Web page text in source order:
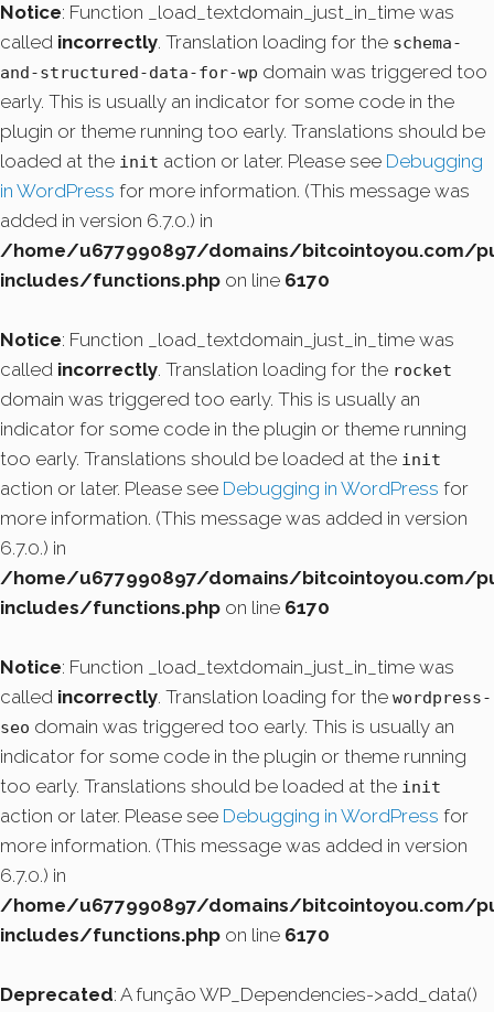
Notice: Function _load_textdomain_just_in_time was
called incorrectly. Translation loading for the schema-
and-structured-data-for-wp domain was triggered too
early. This is usually an indicator for some code in the
plugin or theme running too early. Translations should be
loaded at the init action or later. Please see Debugging
in WordPress for more information. (This message was
added in version 6.7.0.) in
/home/u677990897/domains/bitcointoyou.com/
includes/functions.php on line 6170
Notice: Function _load_textdomain_just_in_time was
called incorrectly. Translation loading for the rocket
domain was triggered too early. This is usually an
indicator for some code in the plugin or theme running
too early. Translations should be loaded at the init
action or later. Please see Debugging in WordPress for
more information. (This message was added in version
6.7.0.) in
/home/u677990897/domains/bitcointoyou.com/
includes/functions.php on line 6170
Notice: Function _load_textdomain_just_in_time was
called incorrectly. Translation loading for the wordpress-
seo domain was triggered too early. This is usually an
indicator for some code in the plugin or theme running
too early. Translations should be loaded at the init
action or later. Please see Debugging in WordPress for
more information. (This message was added in version
6.7.0.) in
/home/u677990897/domains/bitcointoyou.com/
includes/functions.php on line 6170
Deprecated: A função WP_Dependencies->add_data()